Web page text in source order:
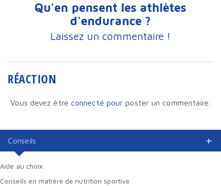
Qu'en pensent les athlètes
d'endurance ?
Laissez un commentaire !
RÉACTION
Vous devez être connecté pour poster un commentaire.
Conseils
Aide au choix
Conseils en matière de nutrition sportive